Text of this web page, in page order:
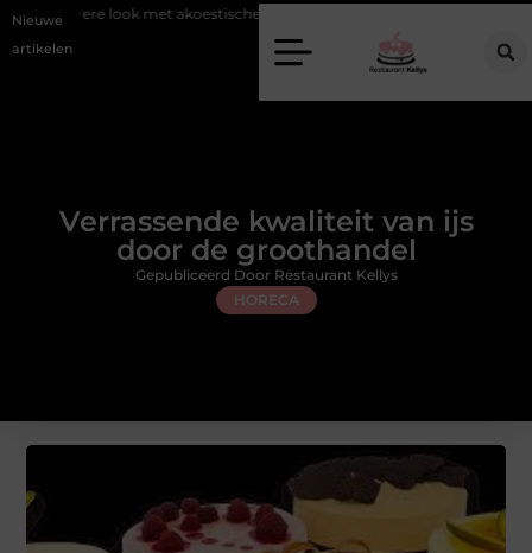
Nieuwe
artikelen
met akoestische panelen Aziatisch restaurant Rotterdam: ontdek
Verrassende kwaliteit van ijs
door de groothandel
HORECA
Gepubliceerd Door Restaurant Kellys